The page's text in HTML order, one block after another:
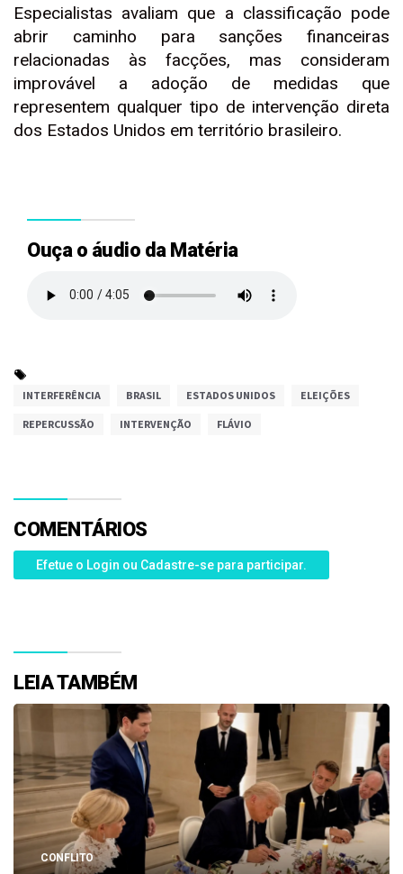
Especialistas avaliam que a classificação pode
abrir caminho para sanções financeiras
relacionadas às facções, mas consideram
improvável a adoção de medidas que
representem qualquer tipo de intervenção direta
dos Estados Unidos em território brasileiro.
Ouça o áudio da Matéria
INTERFERÊNCIA BRASIL ESTADOS UNIDOS ELEIÇÕES
REPERCUSSÃO INTERVENÇÃO FLÁVIO
COMENTÁRIOS
Efetue o Login ou Cadastre-se para participar.
LEIA TAMBÉM
CONFLITO